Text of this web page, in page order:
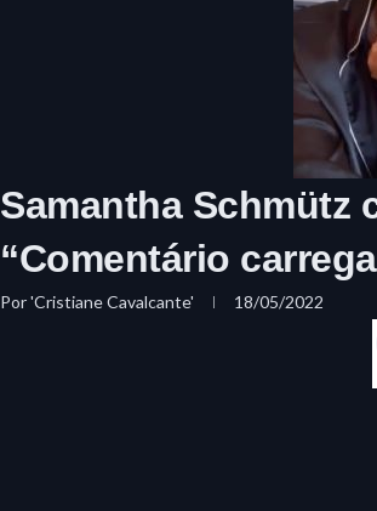
Samantha Schmütz
“Comentário
Por'Cristiane Cavalcante' 18/05/2022